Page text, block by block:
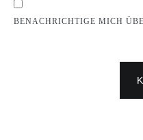
BENACHRICHTIGE MICH